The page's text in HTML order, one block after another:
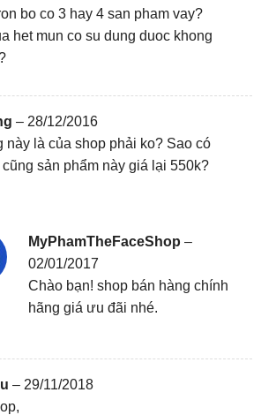
bo co 3 hay 4 san pham vay?
het mun co su dung duoc khong
– 28/12/2016
này là của shop phải ko? Sao có
cũng sản phẩm này giá lại 550k?
MyPhamTheFaceShop –
02/01/2017
Chào bạn! shop bán hàng chính
hãng giá ưu đãi nhé.
– 29/11/2018